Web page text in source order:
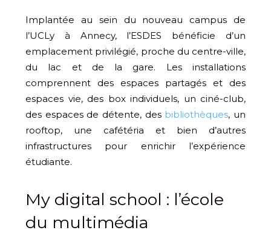
Implantée au sein du nouveau campus de
l’UCLy à Annecy, l’ESDES bénéficie d’un
emplacement privilégié, proche du centre-ville,
du lac et de la gare. Les installations
comprennent des espaces partagés et des
espaces vie, des box individuels, un ciné-club,
des espaces de détente, des bibliothèques, un
rooftop, une cafétéria et bien d’autres
infrastructures pour enrichir l’expérience
étudiante.
My digital school : l’école
du multimédia